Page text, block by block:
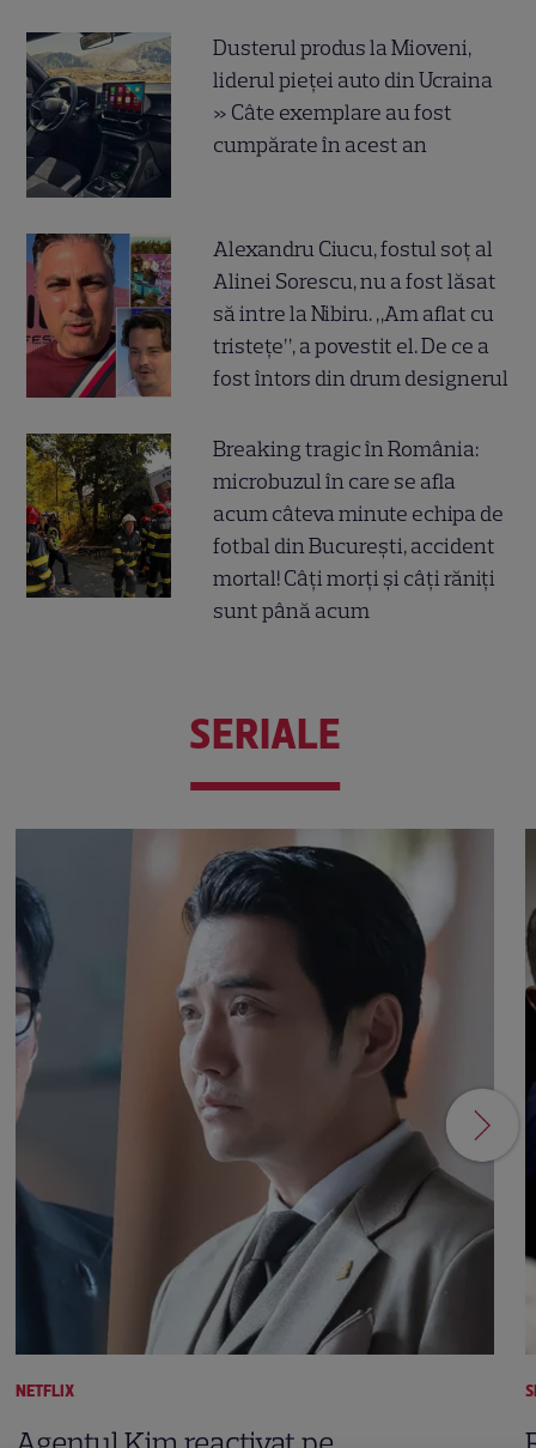
Dusterul produs la Mioveni,
liderul pieței auto din Ucraina
» Câte exemplare au fost
cumpărate în acest an
Alexandru Ciucu, fostul soț al
Alinei Sorescu, nu a fost lăsat
să intre la Nibiru. „Am aflat cu
tristețe”, a povestit el. De ce a
fost întors din drum designerul
Breaking tragic în România:
microbuzul în care se afla
acum câteva minute echipa de
fotbal din București, accident
mortal! Câți morți și câți răniți
sunt până acum
SERIALE
NETFLIX